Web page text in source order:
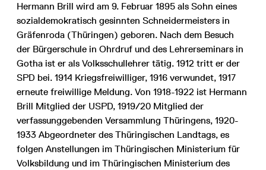
Hermann Brill wird am 9. Februar 1895 als Sohn eines
sozialdemokratisch gesinnten Schneidermeisters in
Gräfenroda (Thüringen) geboren. Nach dem Besuch
der Bürgerschule in Ohrdruf und des Lehrerseminars in
Gotha ist er als Volksschullehrer tätig. 1912 tritt er der
SPD bei. 1914 Kriegsfreiwilliger, 1916 verwundet, 1917
erneute freiwillige Meldung. Von 1918-1922 ist Hermann
Brill Mitglied der USPD, 1919/20 Mitglied der
verfassunggebenden Versammlung Thüringens, 1920-
1933 Abgeordneter des Thüringischen Landtags, es
folgen Anstellungen im Thüringischen Ministerium für
Volksbildung und im Thüringischen Ministerium des